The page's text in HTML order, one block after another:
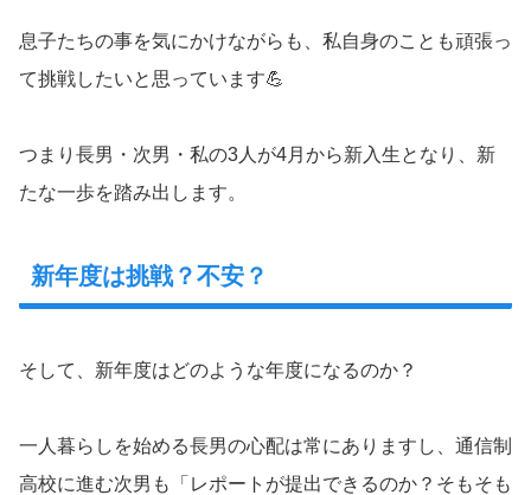
息子たちの事を気にかけながらも、私自身のことも頑張っ
て挑戦したいと思っています💪
つまり長男・次男・私の3人が4月から新入生となり、新
たな一歩を踏み出します。
新年度は挑戦？不安？
そして、新年度はどのような年度になるのか？
一人暮らしを始める長男の心配は常にありますし、通信制
高校に進む次男も「レポートが提出できるのか？そもそも